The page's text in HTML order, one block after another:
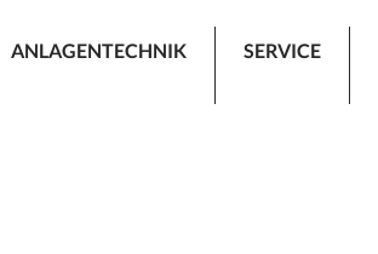
ANLAGENTECHNIK SERVICE